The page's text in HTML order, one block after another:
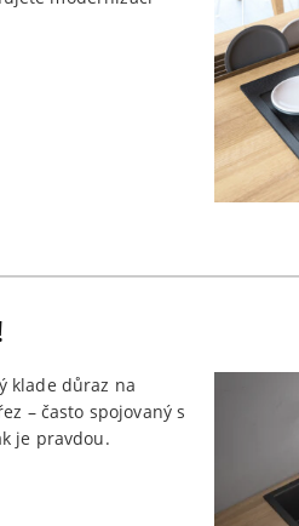
klade důraz na
– často spojovaný s
je pravdou.